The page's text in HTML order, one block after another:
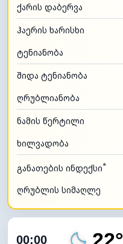
ქარის დაბერვა
ჰაერის ხარისხი
ტენიანობა
შიდა ტენიანობა
ღრუბლიანობა
ნამის წერტილი
ხილვადობა
განათების ინდექსი*
ღრუბლის სიმაღლე
00:00